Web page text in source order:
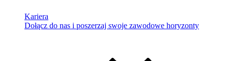
Kariera
Dołącz do nas i poszerzaj swoje zawodowe horyzonty